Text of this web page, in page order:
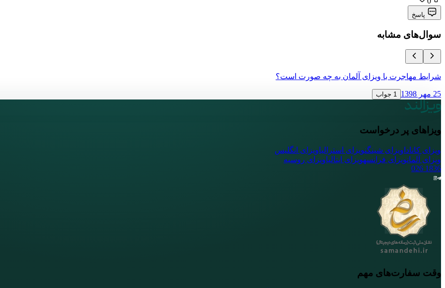
پاسخ
سوال‌های مشابه
شرایط مهاجرت با ویزای آلمان به چه صورت است؟
25 مهر 1398 1 جواب
ویزاهای پر درخواست
ویزای کانادا ویزای شینگنویزای استرالیاویزای انگلیس
ویزای آلمانویزای فرانسهویزای ایتالیاویزای روسیه
1836
وقت سفارت‌های مهم